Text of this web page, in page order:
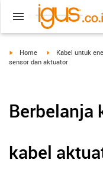
igus-icon-arrow-right
Home igus-icon-arrow-
Kabel untuk
sensor dan aktuator
Berbelanja
kabel